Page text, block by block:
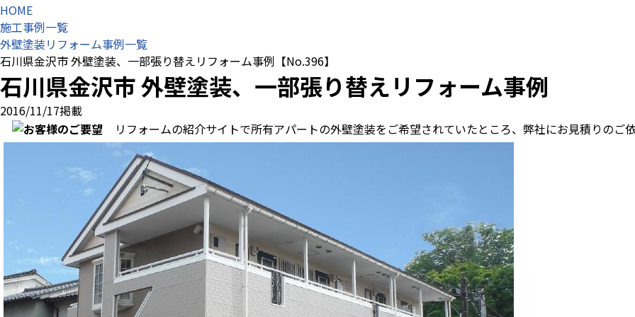
HOME
施工事例一覧
外壁塗装リフォーム事例一覧
石川県金沢市 外壁塗装、一部張り替えリフォーム事例【No.396】
石川県金沢市 外壁塗装、一部張り替えリフォーム事例
2016/11/17掲載
リフォームの紹介サイトで所有アパートの外壁塗装をご希望されていたところ、弊社にお見積りのご